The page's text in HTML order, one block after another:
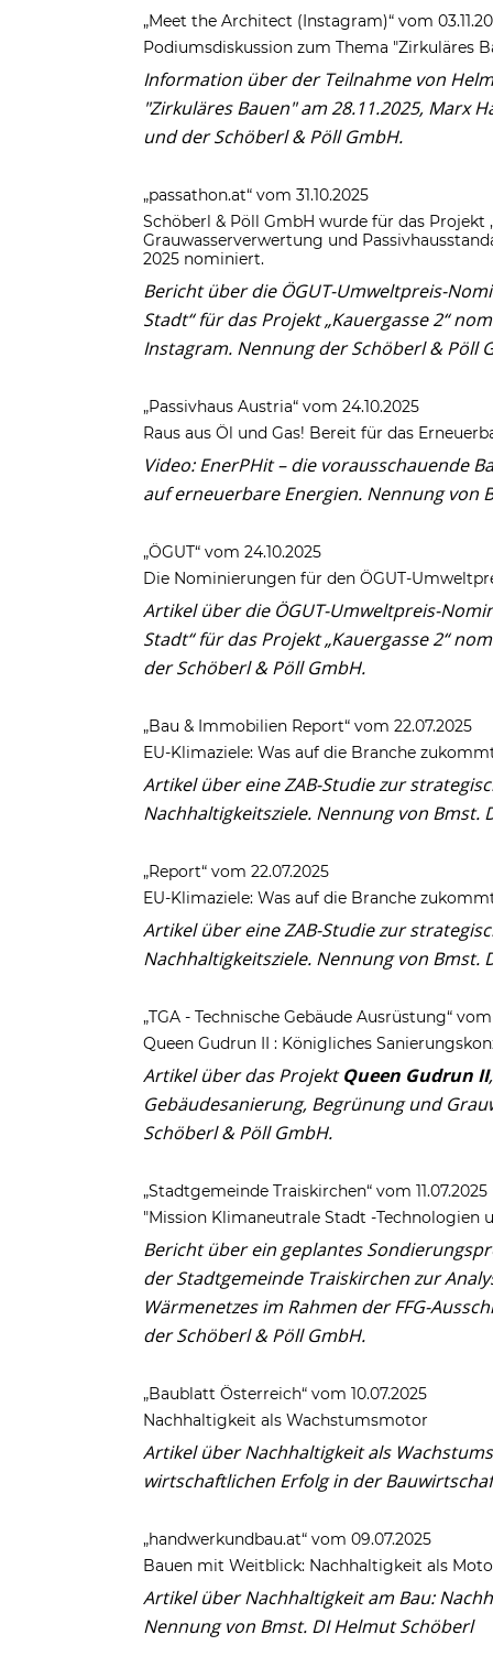
„Meet the Architect (Instagram)“ vom
Podiumsdiskussion zum Thema "Zirkuläres
Information über der Teilnahme von
"Zirkuläres Bauen" am 28.11.2025, Marx
und der Schöberl & Pöll GmbH.
„passathon.at“ vom 31.10.2025
Schöberl & Pöll GmbH wurde für das Projekt
Grauwasserverwertung und
2025 nominiert.
Bericht über die ÖGUT-Umweltpreis-
Stadt“ für das Projekt „Kauergasse 2“
Instagram. Nennung der Schöberl & Pöll
„Passivhaus Austria“ vom 24.10.2025
Raus aus Öl und Gas! Bereit für das
Video: EnerPHit – die vorausschauende
auf erneuerbare Energien. Nennung von
„ÖGUT“ vom 24.10.2025
Die Nominierungen für den ÖGUT-
Artikel über die ÖGUT-Umweltpreis-
Stadt“ für das Projekt „Kauergasse 2“
der Schöberl & Pöll GmbH.
„Bau & Immobilien Report“ vom 22.07.2025
EU-Klimaziele: Was auf die Branche
Artikel über eine ZAB-Studie zur
Nachhaltigkeitsziele. Nennung von Bmst.
„Report“ vom 22.07.2025
EU-Klimaziele: Was auf die Branche
Artikel über eine ZAB-Studie zur
Nachhaltigkeitsziele. Nennung von Bmst.
„TGA - Technische Gebäude Ausrüstung“ vom
Queen Gudrun II : Königliches
Artikel über das ProjektQueen Gudrun II
Gebäudesanierung, Begrünung und
Schöberl & Pöll GmbH.
„Stadtgemeinde Traiskirchen“ vom 11.07.2025
"Mission Klimaneutrale Stadt -Technologien
Bericht über ein geplantes
der Stadtgemeinde Traiskirchen zur
Wärmenetzes im Rahmen der FFG-
der Schöberl & Pöll GmbH.
„Baublatt Österreich“ vom 10.07.2025
Nachhaltigkeit als Wachstumsmotor
Artikel über Nachhaltigkeit als
wirtschaftlichen Erfolg in der
„handwerkundbau.at“ vom 09.07.2025
Bauen mit Weitblick: Nachhaltigkeit als
Artikel über Nachhaltigkeit am Bau:
Nennung von Bmst. DI Helmut Schöberl